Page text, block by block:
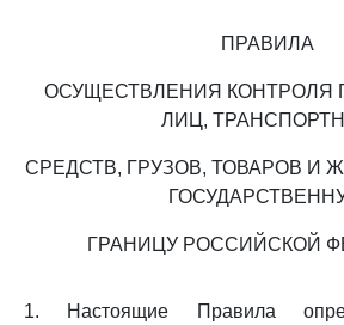
ПРАВИЛА
ОСУЩЕСТВЛЕНИЯ КОНТРОЛЯ
ЛИЦ,
СРЕДСТВ, ГРУЗОВ, ТОВАРОВ И
ГРАНИЦУ РОССИЙСКОЙ
1. Настоящие Правила